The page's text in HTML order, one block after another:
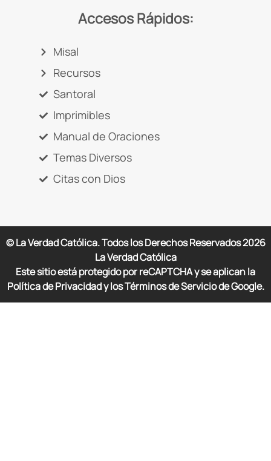
Accesos Rápidos:
Misal
Recursos
Santoral
Imprimibles
Manual de Oraciones
Temas Diversos
Citas con Dios
© La Verdad Católica. Todos los Derechos Reservados2026
La Verdad Católica
Este sitio está protegido por reCAPTCHA y se aplican la
Política de Privacidad y los Términos de Servicio de Google.